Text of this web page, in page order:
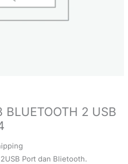
BLUETOOTH 2 USB
Port dan Blietooth.